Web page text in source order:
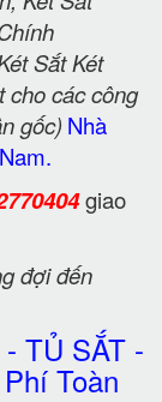
Sắt Két
cho các công
gốc) Nhà
giao
đợi đến
TỦ SẮT -
Toàn